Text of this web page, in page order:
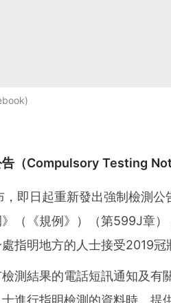
告（Compulsory Testing
即日起重新發出強制檢測
（《規例》）（第599J章
指明地方的人士接受2019冠
測結果的電話短訊通知及有